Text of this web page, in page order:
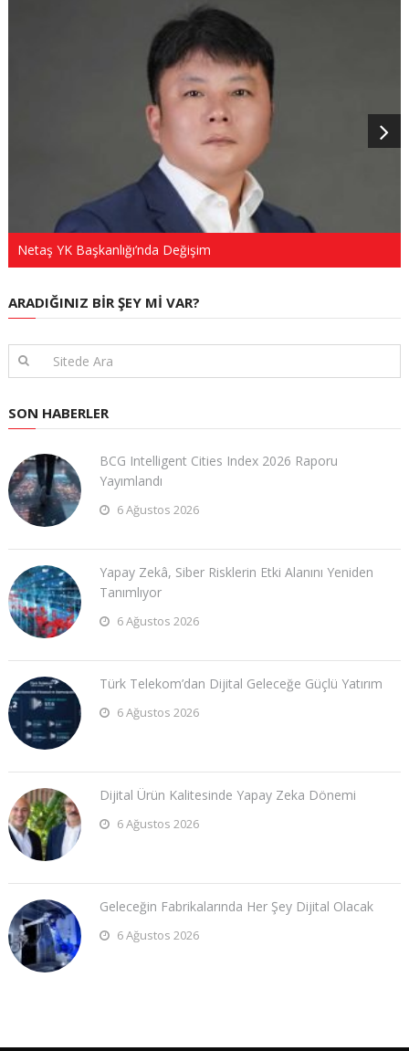
Netaş YK Başkanlığı’nda Değişim
ARADIĞINIZ BIR ŞEY MI VAR?
SON HABERLER
BCG Intelligent Cities Index 2026 Raporu
Yayımlandı
6 Ağustos 2026
Yapay Zekâ, Siber Risklerin Etki Alanını Yeniden
Tanımlıyor
6 Ağustos 2026
Türk Telekom’dan Dijital Geleceğe Güçlü Yatırım
6 Ağustos 2026
Dijital Ürün Kalitesinde Yapay Zeka Dönemi
6 Ağustos 2026
Geleceğin Fabrikalarında Her Şey Dijital Olacak
6 Ağustos 2026